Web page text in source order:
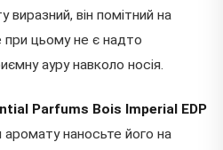
виразний, він помітний на
при цьому не є надто
ауру навколо носія.
Parfums Bois Imperial EDP
наносьте його на